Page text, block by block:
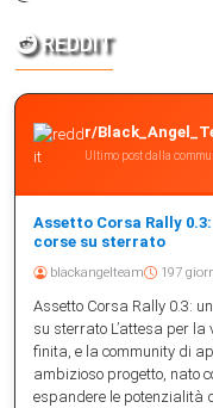
REDDIT
r/
Ultimo post dalla
Assetto Corsa Rally
corse su sterrato
blackangelteam 197
Assetto Corsa Rally 0.3:
su sterrato L’attesa per
finita, e la community di
ambizioso progetto, nato
espandere le potenzialità